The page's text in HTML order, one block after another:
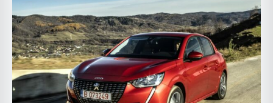
208
a
câștigat
titlul
Car
of
the